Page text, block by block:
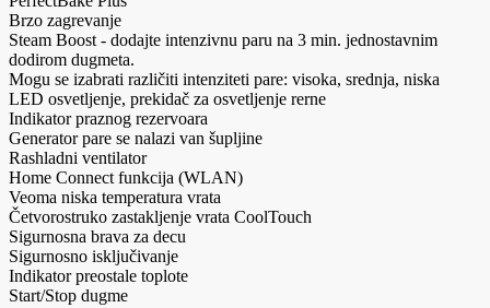
Brzo zagrevanje
Steam Boost - dodajte intenzivnu paru na 3 min. jednostavnim
dodirom dugmeta.
Mogu se izabrati različiti intenziteti pare: visoka, srednja, niska
LED osvetljenje, prekidač za osvetljenje rerne
Indikator praznog rezervoara
Generator pare se nalazi van šupljine
Rashladni ventilator
Home Connect funkcija (WLAN)
Veoma niska temperatura vrata
Četvorostruko zastakljenje vrata CoolTouch
Sigurnosna brava za decu
Sigurnosno isključivanje
Indikator preostale toplote
Start/Stop dugme